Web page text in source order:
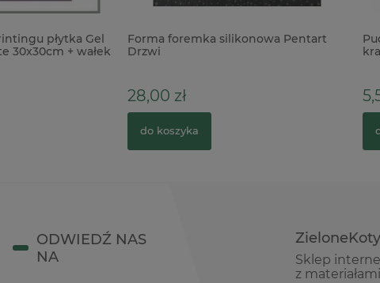
płytka Gel
30x30cm + wałek
Forma foremka silikonowa Pentart
Drzwi
28,00 zł
do koszyka
Sklep
z
ODWIEDŹ NAS
NA